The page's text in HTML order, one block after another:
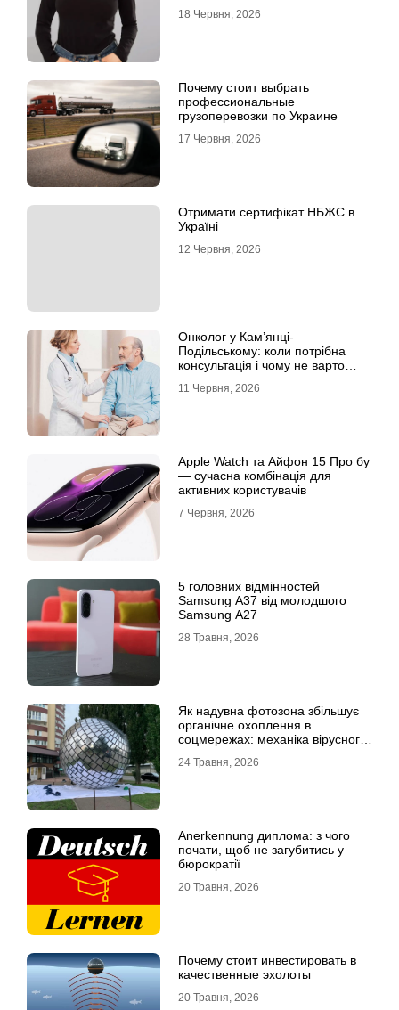
18 Червня, 2026
Почему стоит выбрать
профессиональные
грузоперевозки по Украине
17 Червня, 2026
Отримати сертифікат НБЖС в
Україні
12 Червня, 2026
Онколог у Кам’янці-
Подільському: коли потрібна
консультація і чому не варто
11 Червня, 2026
Apple Watch та Айфон 15 Про бу
— сучасна комбінація для
активних користувачів
7 Червня, 2026
5 головних відмінностей
Samsung A37 від молодшого
Samsung A27
28 Травня, 2026
Як надувна фотозона збільшує
органічне охоплення в
соцмережах: механіка вірусного
24 Травня, 2026
Anerkennung диплома: з чого
почати, щоб не загубитись у
бюрократії
20 Травня, 2026
Почему стоит инвестировать в
качественные эхолоты
20 Травня, 2026